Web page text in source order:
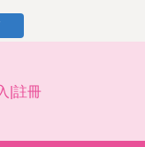
|註冊